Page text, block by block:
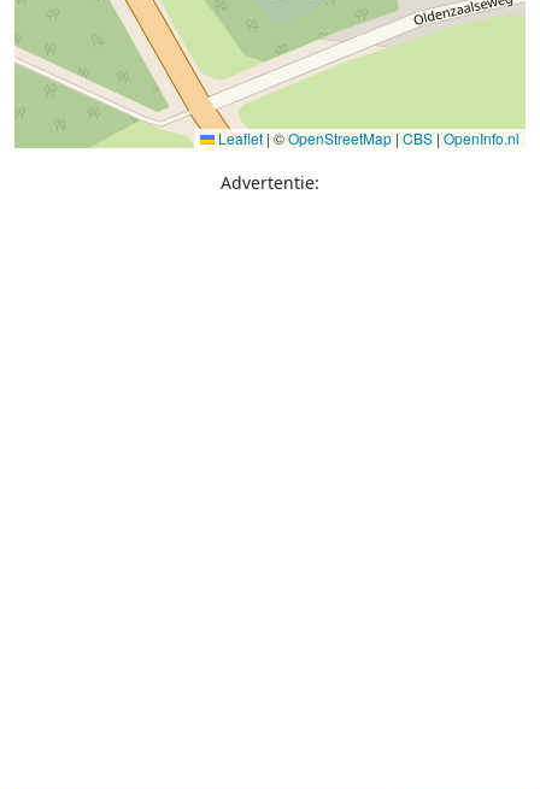
Leaflet | ©OpenStreetMap | CBS | OpenInfo.nl
Advertentie: